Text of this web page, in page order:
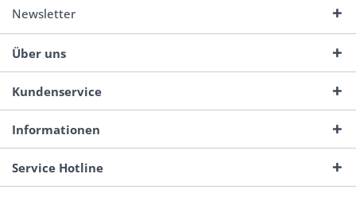
Newsletter
Über uns
Kundenservice
Informationen
Service Hotline